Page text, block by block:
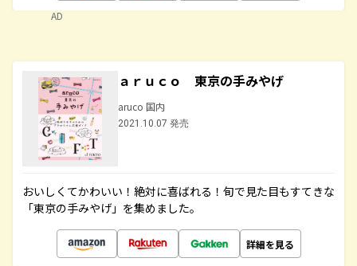
AD
ａｒｕｃｏ 東京の手みやげ
aruco 国内
2021.10.07 発売
おいしくてかわいい！絶対に喜ばれる！旬で見た目もすてきな
「東京の手みやげ」を集めました。
詳細を見る